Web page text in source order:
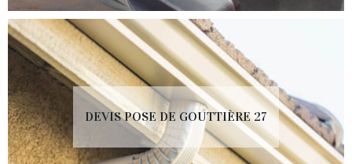
DEVIS POSE DE GOUTTIÈRE 27